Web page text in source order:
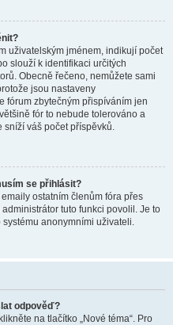
uživatelským jménem, indikují počet
slouží k identifikaci určitých
Obecně řečeno, nemůžete sami
jsou nastaveny
fórum zbytečným přispíváním jen
fór to nebude tolerováno a
váš počet příspěvků.
se přihlásit?
ostatním členům fóra přes
tuto funkci povolil. Je to
anonymními uživateli.
odpověď?
na tlačítko „Nové téma“. Pro